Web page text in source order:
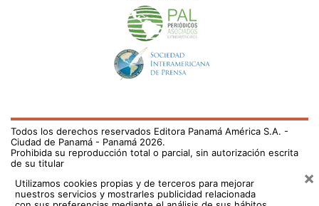
Todos los derechos reservados Editora Panamá América S.A. -
Ciudad de Panamá - Panamá 2026.
Prohibida su reproducción total o parcial, sin autorización escrita
de su titular
Utilizamos cookies propias y de terceros para mejorar
nuestros servicios y mostrarles publicidad relacionada
×